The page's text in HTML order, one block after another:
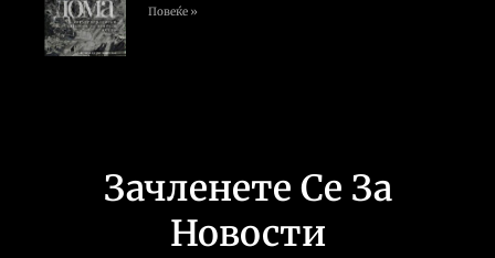
Повеќе »
Зачленете Се За
Новости